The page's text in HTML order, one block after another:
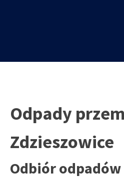
Odpady
Zdzieszowice
Odbiór odpadów